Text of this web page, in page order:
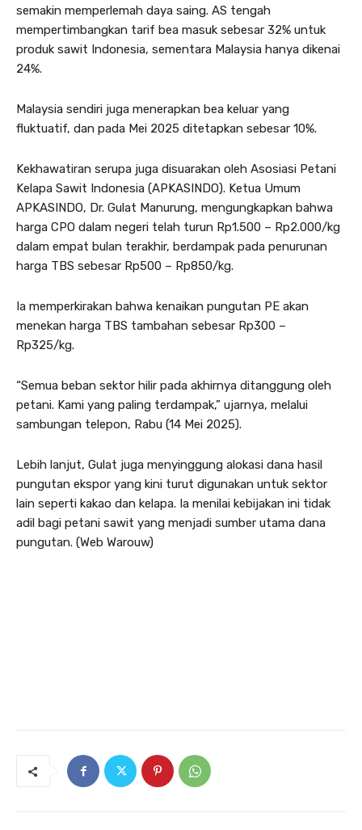
semakin memperlemah daya saing. AS tengah
mempertimbangkan tarif bea masuk sebesar 32% untuk
produk sawit Indonesia, sementara Malaysia hanya dikenai
24%.
Malaysia sendiri juga menerapkan bea keluar yang
fluktuatif, dan pada Mei 2025 ditetapkan sebesar 10%.
Kekhawatiran serupa juga disuarakan oleh Asosiasi Petani
Kelapa Sawit Indonesia (APKASINDO). Ketua Umum
APKASINDO, Dr. Gulat Manurung, mengungkapkan bahwa
harga CPO dalam negeri telah turun Rp1.500 – Rp2.000/kg
dalam empat bulan terakhir, berdampak pada penurunan
harga TBS sebesar Rp500 – Rp850/kg.
Ia memperkirakan bahwa kenaikan pungutan PE akan
menekan harga TBS tambahan sebesar Rp300 –
Rp325/kg.
“Semua beban sektor hilir pada akhirnya ditanggung oleh
petani. Kami yang paling terdampak,” ujarnya, melalui
sambungan telepon, Rabu (14 Mei 2025).
Lebih lanjut, Gulat juga menyinggung alokasi dana hasil
pungutan ekspor yang kini turut digunakan untuk sektor
lain seperti kakao dan kelapa. Ia menilai kebijakan ini tidak
adil bagi petani sawit yang menjadi sumber utama dana
pungutan. (Web Warouw)